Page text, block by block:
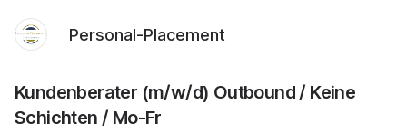
Personal-Placement
Kundenberater (m/w/d) Outbound / Keine
Schichten / Mo-Fr